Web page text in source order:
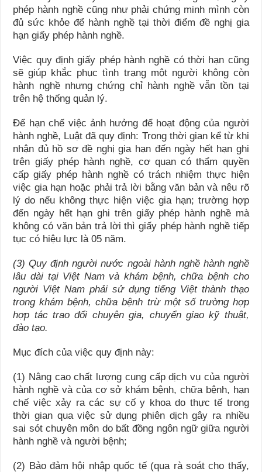
phép hành nghề cũng như phải chứng minh mình còn
đủ sức khỏe để hành nghề tại thời điểm đề nghị gia
hạn giấy phép hành nghề.
Việc quy định giấy phép hành nghề có thời hạn cũng
sẽ giúp khắc phục tình trạng một người không còn
hành nghề nhưng chứng chỉ hành nghề vẫn tồn tại
trên hệ thống quản lý.
Để hạn chế việc ảnh hưởng để hoạt động của người
hành nghề, Luật đã quy định: Trong thời gian kể từ khi
nhận đủ hồ sơ đề nghị gia hạn đến ngày hết hạn ghi
trên giấy phép hành nghề, cơ quan có thẩm quyền
cấp giấy phép hành nghề có trách nhiệm thực hiện
việc gia hạn hoặc phải trả lời bằng văn bản và nêu rõ
lý do nếu không thực hiện việc gia hạn; trường hợp
đến ngày hết hạn ghi trên giấy phép hành nghề mà
không có văn bản trả lời thì giấy phép hành nghề tiếp
tục có hiệu lực là 05 năm.
(3) Quy định người nước ngoài hành nghề hành nghề
lâu dài tại Việt Nam và khám bệnh, chữa bệnh cho
người Việt Nam phải sử dụng tiếng Việt thành thạo
trong khám bệnh, chữa bệnh trừ một số trường hợp
hợp tác trao đổi chuyên gia, chuyển giao kỹ thuật,
đào tạo.
Mục đích của việc quy định này:
(1) Nâng cao chất lượng cung cấp dịch vụ của người
hành nghề và của cơ sở khám bệnh, chữa bệnh, hạn
chế việc xảy ra các sự cố y khoa do thực tế trong
thời gian qua việc sử dụng phiên dịch gây ra nhiều
sai sót chuyên môn do bất đồng ngôn ngữ giữa người
hành nghề và người bệnh;
(2) Bảo đảm hội nhập quốc tế (qua rà soát cho thấy,